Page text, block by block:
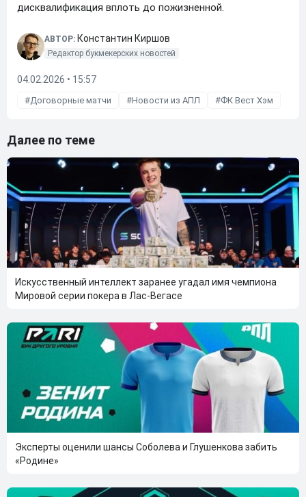
дисквалификация вплоть до пожизненной.
АВТОР: Константин Киршов
Редактор букмекерских новостей
04.02.2026 • 15:57
Договорные матчи Новости из АПЛ ФК Вест Хэм
Далее по теме
Искусственный интеллект заранее угадал имя чемпиона
Мировой серии покера в Лас-Вегасе
Эксперты оценили шансы Соболева и Глушенкова забить
«Родине»